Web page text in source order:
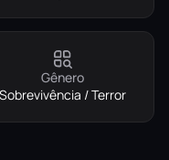
Gênero
Sobrevivência / Terror